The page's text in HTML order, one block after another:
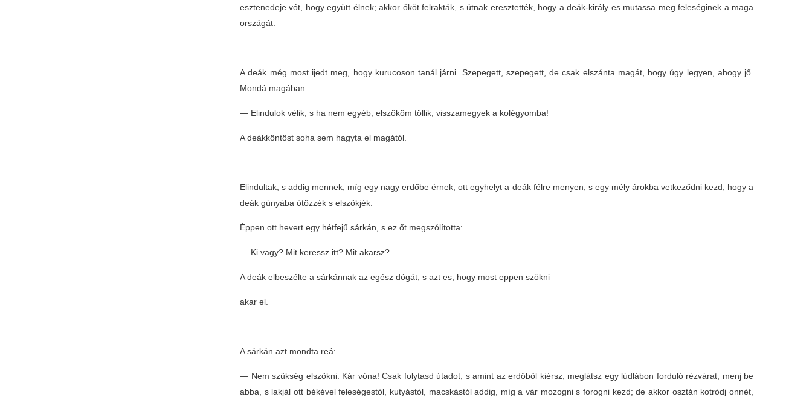
esztenedeje vót, hogy együtt élnek; akkor őköt felrakták, s útnak eresztették, hogy a deák-király es mutassa meg feleséginek a maga
országát.
A deák még most ijedt meg, hogy kurucoson tanál járni. Szepegett, szepegett, de csak elszánta magát, hogy úgy legyen, ahogy jő.
Mondá magában:
— Elindulok vélik, s ha nem egyéb, elszököm töllik, visszamegyek a kolégyomba!
A deákköntöst soha sem hagyta el magától.
Elindultak, s addig mennek, míg egy nagy erdőbe érnek; ott egyhelyt a deák félre menyen, s egy mély árokba vetkeződni kezd, hogy a
deák gúnyába őtözzék s elszökjék.
Éppen ott hevert egy hétfejű sárkán, s ez őt megszólította:
— Ki vagy? Mit keressz itt? Mit akarsz?
A deák elbeszélte a sárkánnak az egész dógát, s azt es, hogy most eppen szökni
akar el.
A sárkán azt mondta reá:
— Nem szükség elszökni. Kár vóna! Csak folytasd útadot, s amint az erdőből kiérsz, meglátsz egy lúdlábon forduló rézvárat, menj be
abba, s lakjál ott békével feleségestől, kutyástól, macskástól addig, míg a vár mozogni s forogni kezd; de akkor osztán kotródj onnét,